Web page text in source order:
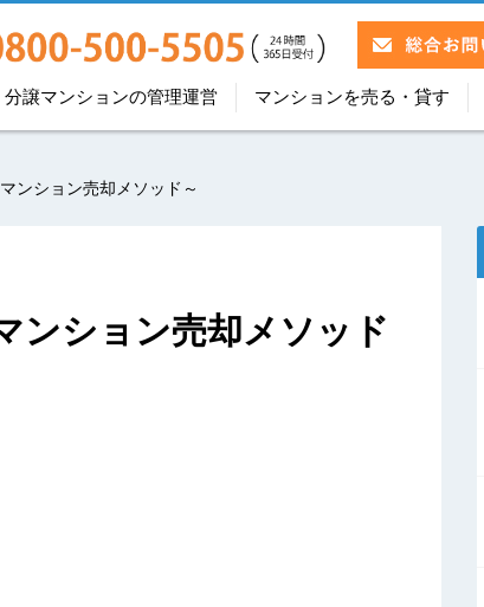
分譲マンションの管理運営 マンションを売る・貸す
ンション売却メソッド～
ンション売却メソッド